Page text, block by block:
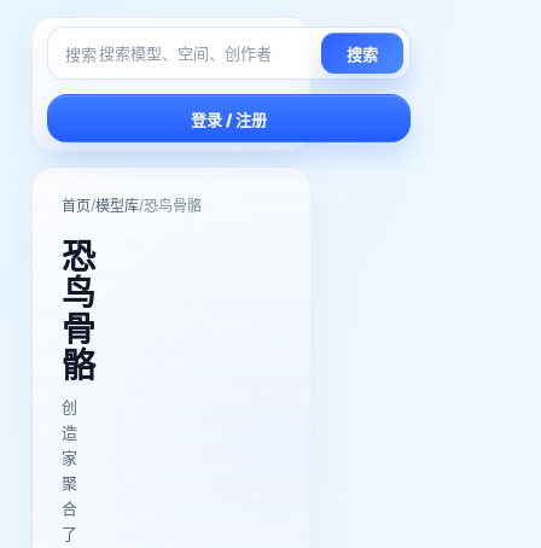
搜索 搜索
登录 / 注册
首页/模型库/恐鸟骨骼
恐
鸟
骨
骼
创
造
家
聚
合
了